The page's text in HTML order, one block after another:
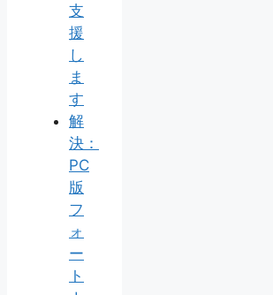
支
援
し
ま
す
解
決：
PC
版
フ
ォ
ー
ト